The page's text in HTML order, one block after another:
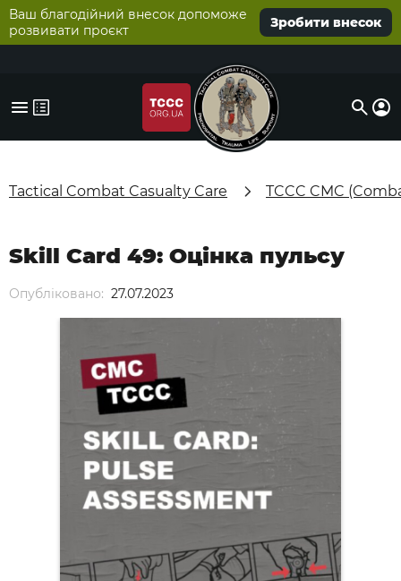
Ваш благодійний внесок допоможе
розвивати проєкт
Зробити внесок
Tactical Combat Casualty Care TCCC CMC
Опубліковано: 27.07.2023
Skill Card 49: Оцінка пульсу